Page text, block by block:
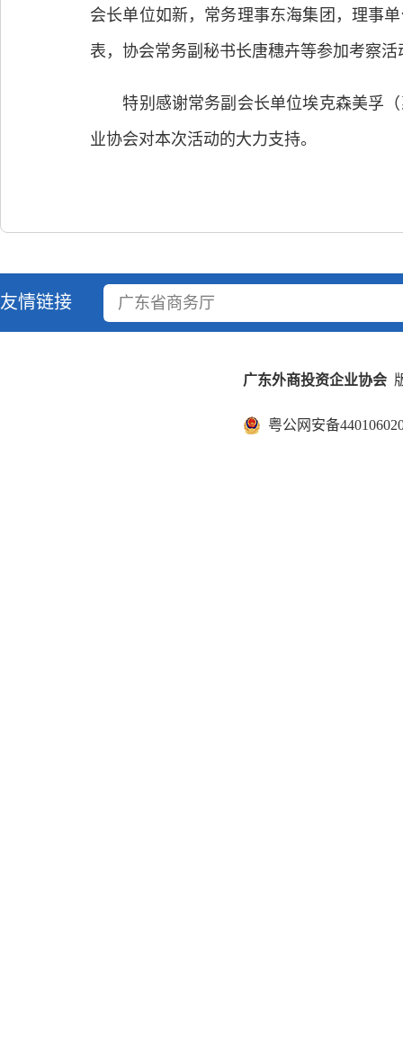
会长单位如新，常务理事东海集团，理事
表，协会常务副秘书长唐穗卉等参加考察
特别感谢常务副会长单位埃克森美孚（
业协会对本次活动的大力支持。
友情链接 广东省商务厅
广东外商投资企业协会
粤公网安备